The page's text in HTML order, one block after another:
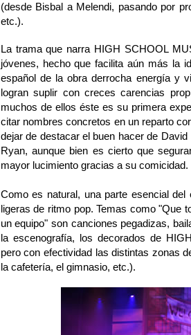
(desde Bisbal a Melendi, pasando por
etc.).
La trama que narra HIGH SCHOOL
jóvenes, hecho que facilita aún más la
español de la obra derrocha energía y
logran suplir con creces carencias
muchos de ellos éste es su primera
citar nombres concretos en un reparto
dejar de destacar el buen hacer de
Ryan, aunque bien es cierto que
mayor lucimiento gracias a su comicidad.
Como es natural, una parte esencial
ligeras de ritmo pop. Temas como "Que
un equipo" son canciones pegadizas,
la escenografía, los decorados de
pero con efectividad las distintas zonas
la cafetería, el gimnasio, etc.).